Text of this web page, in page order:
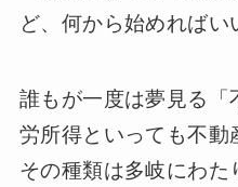
ど、何から始めればい
誰もが一度は夢見る「
労所得といっても不動
その種類は多岐にわた